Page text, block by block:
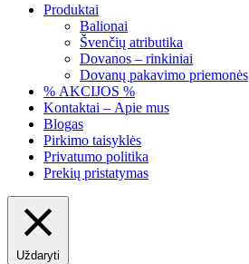
Produktai
Balionai
Švenčių atributika
Dovanos – rinkiniai
Dovanų pakavimo priemonės
% AKCIJOS %
Kontaktai – Apie mus
Blogas
Pirkimo taisyklės
Privatumo politika
Prekių pristatymas
Uždaryti